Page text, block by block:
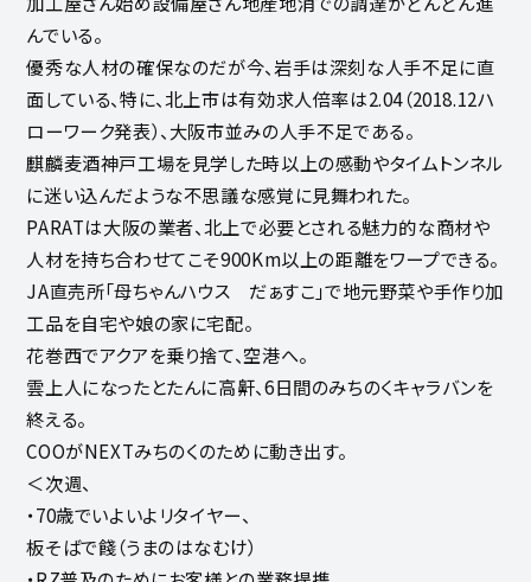
んでいる。
優秀な人材の確保なのだが今、岩手は深刻な人手不足に直
面している、特に、北上市は有効求人倍率は2.04（2018.12ハ
ローワーク発表）、大阪市並みの人手不足である。
麒麟麦酒神戸工場を見学した時以上の感動やタイムトンネル
に迷い込んだような不思議な感覚に見舞われた。
PARATは大阪の業者、北上で必要とされる魅力的な商材や
人材を持ち合わせてこそ900Km以上の距離をワープできる。
JA直売所「母ちゃんハウス だぁすこ」で地元野菜や手作り加
工品を自宅や娘の家に宅配。
花巻西でアクアを乗り捨て、空港へ。
雲上人になったとたんに高鼾、6日間のみちのくキャラバンを
終える。
COOがNEXTみちのくのために動き出す。
＜次週、
・70歳でいよいよリタイヤー、
板そばで餞（うまのはなむけ）